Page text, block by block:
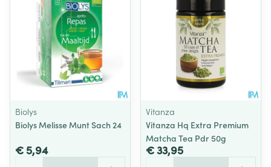
Biolys
Biolys Melisse Munt Sach 24
€ 5,94
Vitanza
Vitanza Hq Extra Premium
Matcha Tea Pdr 50g
€ 33,95